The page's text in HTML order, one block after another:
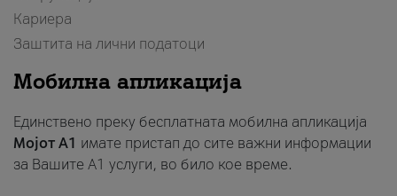
Кариера
Заштита на лични податоци
Мобилна апликација
Единствено преку бесплатната мобилна апликација
Мојот A1 имате пристап до сите важни информации
за Вашите A1 услуги, во било кое време.